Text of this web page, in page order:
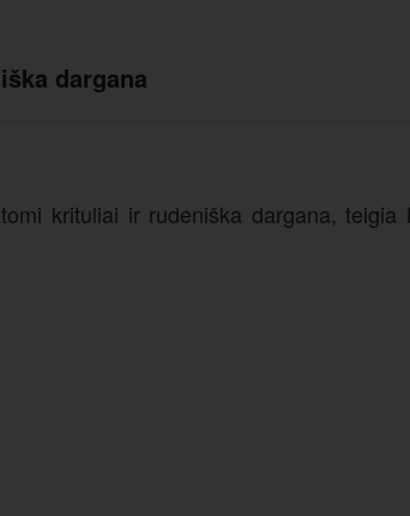
dargana
krituliai ir rudeniška dargana,